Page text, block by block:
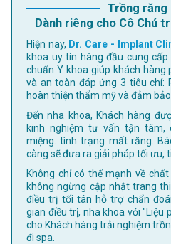
Trồng
Dành riêng cho Cô Chú
Hiện nay, Dr. Care - Implant
khoa uy tín hàng đầu cung
chuẩn Y khoa giúp khách hàng
và an toàn đáp ứng 3 tiêu chí:
hoàn thiện thẩm mỹ và đảm
Đến nha khoa, Khách hàng
kinh nghiệm tư vấn tận tâm,
miệng. tình trạng mất răng.
càng sẽ đưa ra giải pháp tối ưu,
Không chỉ có thế mạnh về chất lượng điều trị, Dr. Care còn
không ngừng cập nhật trang
điều trị tối tân hỗ trợ chẩn
gian điều trị, nha khoa với "Liệu
cho Khách hàng trải nghiệm
đi spa.